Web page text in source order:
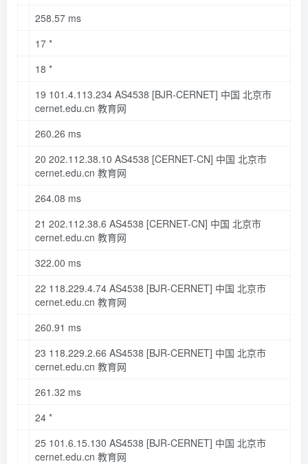
258.57 ms
17 *
18 *
19 101.4.113.234 AS4538 [BJR-CERNET] 中国 北京市
cernet.edu.cn 教育网
260.26 ms
20 202.112.38.10 AS4538 [CERNET-CN] 中国 北京市
cernet.edu.cn 教育网
264.08 ms
21 202.112.38.6 AS4538 [CERNET-CN] 中国 北京市
cernet.edu.cn 教育网
322.00 ms
22 118.229.4.74 AS4538 [BJR-CERNET] 中国 北京市
cernet.edu.cn 教育网
260.91 ms
23 118.229.2.66 AS4538 [BJR-CERNET] 中国 北京市
cernet.edu.cn 教育网
261.32 ms
24 *
25 101.6.15.130 AS4538 [BJR-CERNET] 中国 北京市
cernet.edu.cn 教育网